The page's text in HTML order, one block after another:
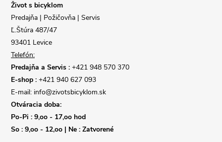
Život s bicyklom
Predajňa | Požičovňa | Servis
Ľ.Štúra 487/47
93401 Levice
Telefón:
Predajňa a Servis : +421 948 570 370
E-shop : +421 940 627 093
E-mail: info@zivotsbicyklom.sk
Otváracia doba:
Po-Pi : 9,oo - 17,oo hod
So : 9,oo - 12,oo | Ne : Zatvorené